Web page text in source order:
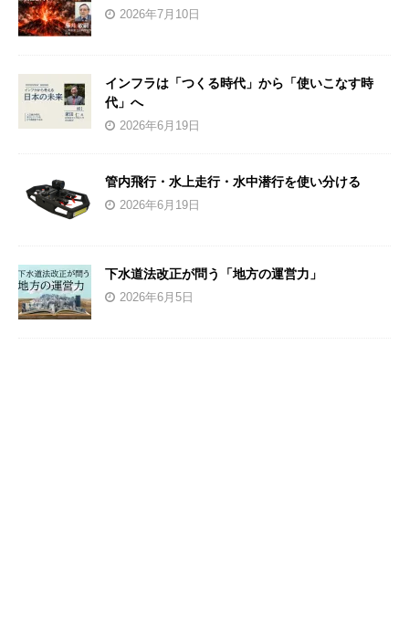
2026年7月10日
インフラは「つくる時代」から「使いこなす時
代」へ
2026年6月19日
管内飛行・水上走行・水中潜行を使い分ける
2026年6月19日
下水道法改正が問う「地方の運営力」
2026年6月5日